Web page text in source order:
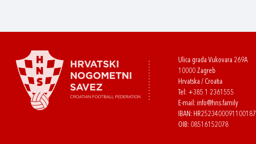
Ulica grada Vukovara 269A
10000 Zagreb
Hrvatska / Croatia
Tel: +385 1 2361555
E-mail: info@hns.family
IBAN:
OIB: 08516152078